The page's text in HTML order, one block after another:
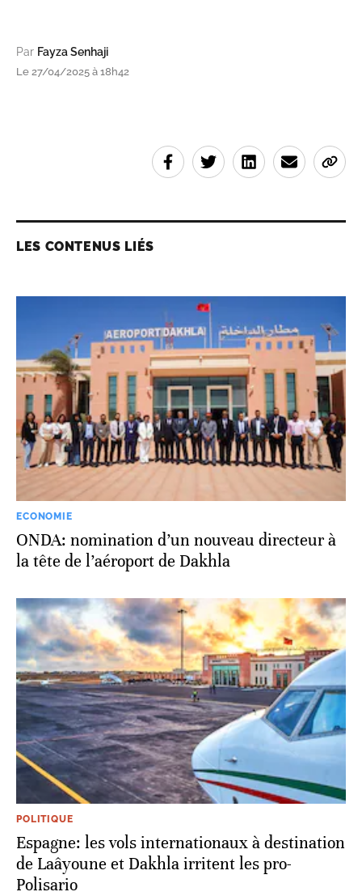
Par Fayza Senhaji
Le 27/04/2025 à 18h42
LES CONTENUS LIÉS
ECONOMIE
ONDA: nomination d’un nouveau directeur à
la tête de l’aéroport de Dakhla
POLITIQUE
Espagne: les vols internationaux à destination
de Laâyoune et Dakhla irritent les pro-
Polisario